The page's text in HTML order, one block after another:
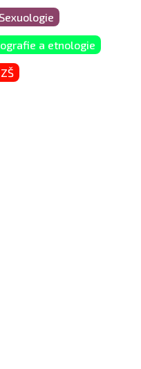
Sexuologie
a etnologie